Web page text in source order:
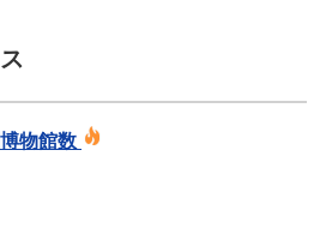
物館数